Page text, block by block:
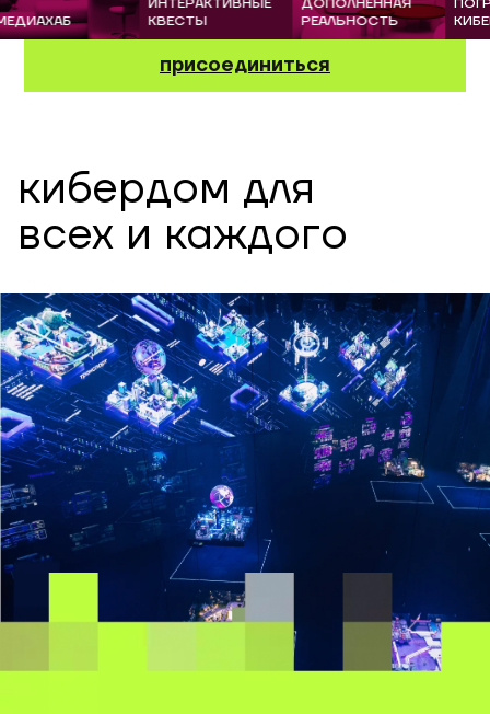
ИНТЕРАКТИВНЫЕ
КВЕСТЫ
ДОПОЛНЕННАЯ
РЕАЛЬНОСТЬ
присоединиться
кибердом для
всех и каждого